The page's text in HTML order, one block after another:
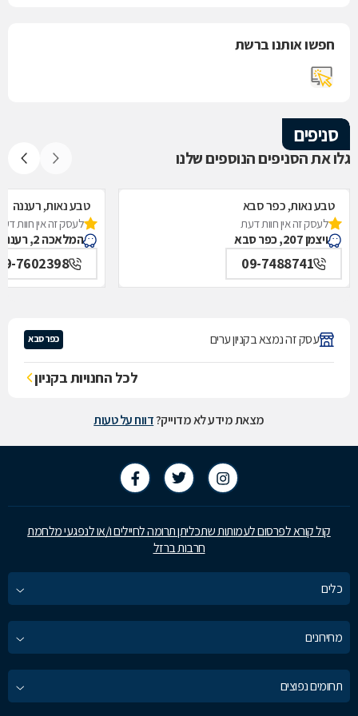
חפשו אותנו ברשת
סניפים
גלו את הסניפים הנוספים שלנו
טבע נאות, כפר סבא
לעסק זה אין חוות דעת
ויצמן 207, כפר סבא
09-7488741
טבע נאות, רעננה
לעסק זה אין חוות
המלאכה 2, רעננה
7602398
עסק זה נמצא בקניון ערים כפר סבא
לכל החנויות בקניון
מצאת מידע לא מדוייק?דווח על טעות
קול קורא לפרסום לעמותות שתכליתן תרומה לחיילים ו/או לנפגעי מלחמת
חרבות ברזל
כלים
מחירונים
תחומים נפוצים